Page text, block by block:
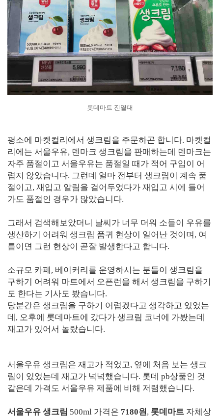
롯데마트 진열대
평소에 마켓컬리에서 생크림을 주문하곤 합니다. 마켓컬
리에는 서울우유, 덴마크 생크림을 판매하는데 덴마크는
자주 품절이고 서울우유는 품절일 때가 적어 구입이 어
렵지 않았습니다. 그런데 얼마 전부터 생크림이 계속 품
절이고, 재입고 알림을 걸어두었다가 재입고 시에 들어
가도 품절인 경우가 많았습니다.
그래서 검색해보았더니 날씨가 너무 더워 소들이 우유를
생산하기 어려워 생크림 품귀 현상이 일어난 것이며, 여
름이면 그런 현상이 곧잘 발생한다고 합니다.
소규모 카페, 베이커리를 운영하시는 분들이 생크림을
구하기 어려워 마트에서 오픈런을 해서 생크림을 구하기
도 한다는 기사도 봤습니다.
당분간은 생크림을 구하기 어렵겠다고 생각하고 있었는
데, 오후에 롯데마트에 갔다가 생크림 코너에 가봤는데
재고가 있어서 놀랐습니다.
서울우유 생크림은 재고가 적었고, 옆에 처음 보는 생크
림이 있었는데 재고가 넉넉했습니다. 롯데 pb상품인 것
같은데 가격도 서울우유 제품에 비해 저렴했습니다.
서울우유 생크림 500ml 가격은 7180원, 롯데마트 자체상